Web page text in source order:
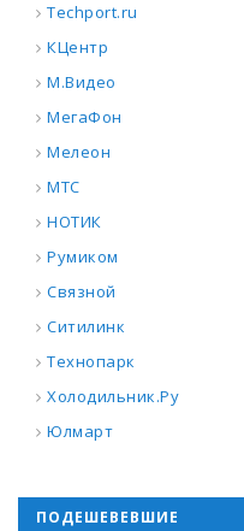
Techport.ru
КЦентр
М.Видео
МегаФон
Мелеон
МТС
НОТИК
Румиком
Связной
Ситилинк
Технопарк
Холодильник.Ру
Юлмарт
ПОДЕШЕВЕВШИЕ